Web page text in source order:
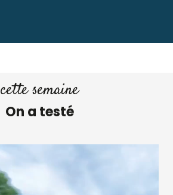
cette semaine
On a testé